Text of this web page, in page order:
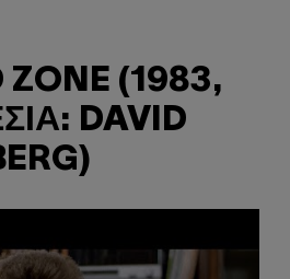
ZONE (1983,
DAVID